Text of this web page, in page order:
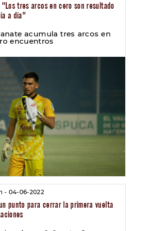
"Los tres arcos en cero son resultado
a día"
acumula tres arcos en
encuentros
- 04-06-2022
punto para cerrar la primera vuelta